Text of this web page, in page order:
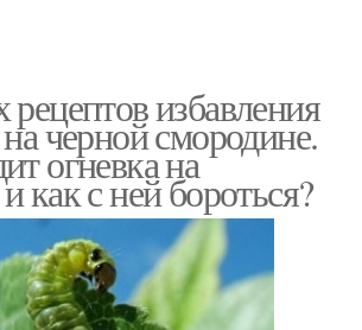
избавления
черной смородине.
огневка на
как с ней бороться?